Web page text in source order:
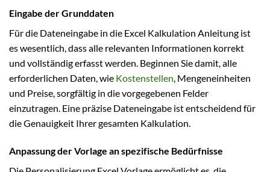
Eingabe der Grunddaten
Für die Dateneingabe in die Excel Kalkulation Anleitung ist
es wesentlich, dass alle relevanten Informationen korrekt
und vollständig erfasst werden. Beginnen Sie damit, alle
erforderlichen Daten, wie Kostenstellen, Mengeneinheiten
und Preise, sorgfältig in die vorgegebenen Felder
einzutragen. Eine präzise Dateneingabe ist entscheidend für
die Genauigkeit Ihrer gesamten Kalkulation.
Anpassung der Vorlage an spezifische Bedürfnisse